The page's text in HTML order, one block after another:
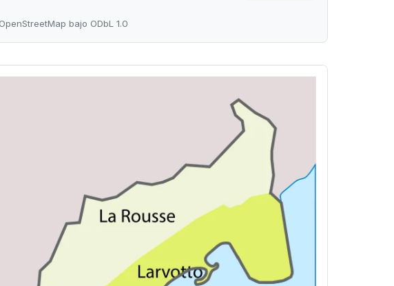
bajo ODbL 1.0